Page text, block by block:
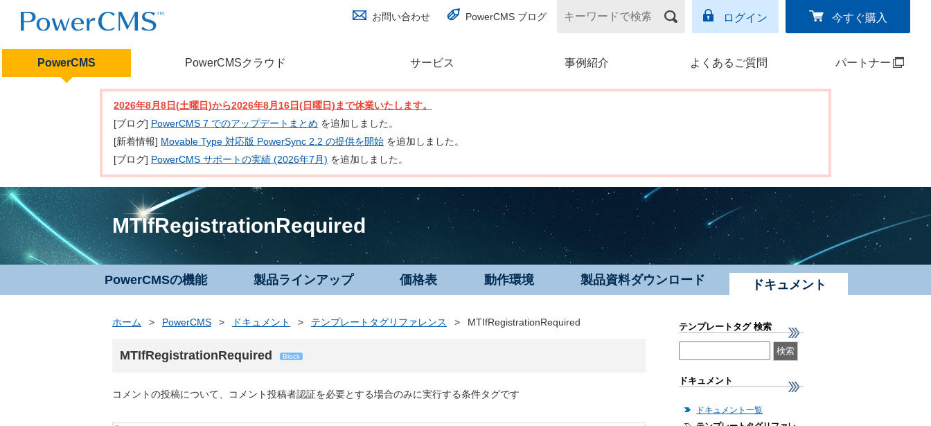
お問い合わせ PowerCMS ブログ ログイン 今すぐ購入
PowerCMS PowerCMSクラウド サービス 事例紹介 よくあるご質問 パートナー
(別ウィンドウで開く)
2026年8月8日(土曜日)から2026年8月16日(日曜日)まで休業いたします。
[ブログ] PowerCMS 7 でのアップデートまとめ を追加しました。
[新着情報] Movable Type 対応版 PowerSync 2.2 の提供を開始 を追加しました。
[ブログ] PowerCMS サポートの実績 (2026年7月) を追加しました。
MTIfRegistrationRequired
PowerCMSの機能 製品ラインアップ 価格表 動作環境 製品資料ダウンロード ドキュメント
ホーム > PowerCMS > ドキュメント > テンプレートタグリファレンス > MTIfRegistrationRequired
MTIfRegistrationRequired Block
コメントの投稿について、コメント投稿者認証を必要とする場合のみに実行する条件タグです
テンプレートタグ 検索
ドキュメント
ドキュメント一覧